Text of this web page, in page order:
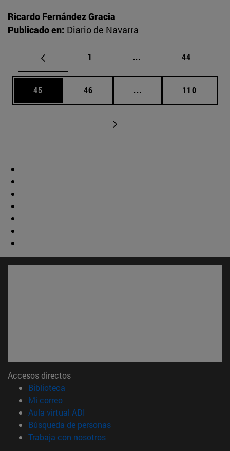
Ricardo Fernández Gracia
Publicado en: Diario de Navarra
Página
1 ... Páginas intermedias
Página
44
Página
45 Página
46 ... Páginas intermedias
Página
110
Accesos directos
Biblioteca
Mi correo(abre en nueva ventana)
Aula virtual ADI
Búsqueda de personas(abre en nueva ventana)
Trabaja con nosotros(abre en nueva ventana)